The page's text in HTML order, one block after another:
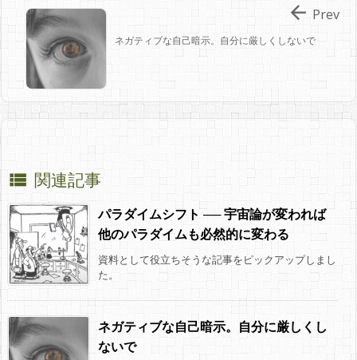
ネガティブな自己暗示。自分に厳しくしないで
 Prev
 関連記事
パラダイムシフト ── 宇宙論が変われば
他のパラダイムも必然的に変わる
資料として役立ちそうな記事をピックアップしまし
た。
ネガティブな自己暗示。自分に厳しくし
ないで